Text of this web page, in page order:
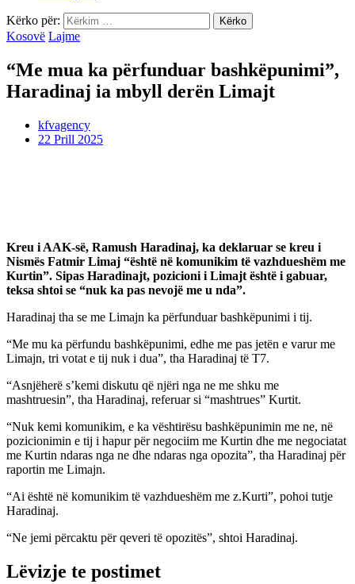
Kërko për:
Kosovë Lajme
“Me mua ka përfunduar bashkëpunimi”,
Haradinaj ia mbyll derën Limajt
kfvagency
22 Prill 2025
Kreu i AAK-së, Ramush Haradinaj, ka deklaruar se kreu i
Nismës Fatmir Limaj “është në komunikim të vazhdueshëm me
Kurtin”. Sipas Haradinajt, pozicioni i Limajt është i gabuar,
teksa shtoi se “nuk ka pas nevojë me u nda”.
Haradinaj tha se me Limajn ka përfunduar bashkëpunimi i tij.
“Me mu ka përfundu bashkëpunimi, edhe me pas jetën e varur me
Limajn, tri votat e tij nuk i dua”, tha Haradinaj të T7.
“Asnjëherë s’kemi diskutu që njëri nga ne me shku me
mashtruesin”, tha Haradinaj, referuar si “mashtrues” Kurtit.
“Nuk kemi komunikim, e ka vështirësu bashkëpunimin me ne, në
pozicionimin e tij i hapur për negociim me Kurtin dhe me negociatat
me Kurtin ndaras nga ne dhe ndaras nga opozita”, tha Haradinaj për
raportin me Limajn.
“Ai është në komunikim të vazhdueshëm me z.Kurti”, pohoi tutje
Haradinaj.
“Ne jemi përcaktu për qeveri të opozitës”, shtoi Haradinaj.
Lëvizje te postimet